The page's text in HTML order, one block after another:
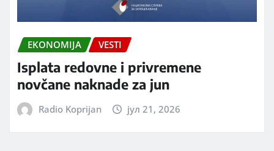
EKONOMIJA VESTI
Isplata redovne i privremene
novčane naknade za jun
Radio Koprijan јул 21, 2026